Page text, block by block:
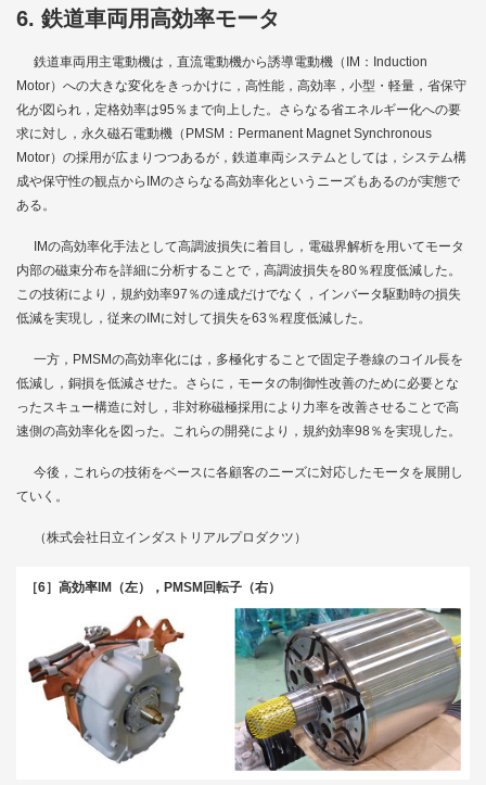
6. 鉄道車両用高効率モータ
鉄道車両用主電動機は，直流電動機から誘導電動機（IM：Induction
Motor）への大きな変化をきっかけに，高性能，高効率，小型・軽量，省保守
化が図られ，定格効率は95％まで向上した。さらなる省エネルギー化への要
求に対し，永久磁石電動機（PMSM：Permanent Magnet Synchronous
Motor）の採用が広まりつつあるが，鉄道車両システムとしては，システム構
成や保守性の観点からIMのさらなる高効率化というニーズもあるのが実態で
ある。
IMの高効率化手法として高調波損失に着目し，電磁界解析を用いてモータ
内部の磁束分布を詳細に分析することで，高調波損失を80％程度低減した。
この技術により，規約効率97％の達成だけでなく，インバータ駆動時の損失
低減を実現し，従来のIMに対して損失を63％程度低減した。
一方，PMSMの高効率化には，多極化することで固定子巻線のコイル長を
低減し，銅損を低減させた。さらに，モータの制御性改善のために必要とな
ったスキュー構造に対し，非対称磁極採用により力率を改善させることで高
速側の高効率化を図った。これらの開発により，規約効率98％を実現した。
今後，これらの技術をベースに各顧客のニーズに対応したモータを展開し
ていく。
（株式会社日立インダストリアルプロダクツ）
［6］高効率IM（左），PMSM回転子（右）